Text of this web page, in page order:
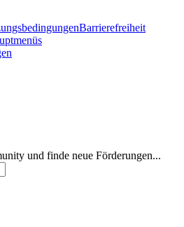
Barrierefreiheit
und finde neue Förderungen...